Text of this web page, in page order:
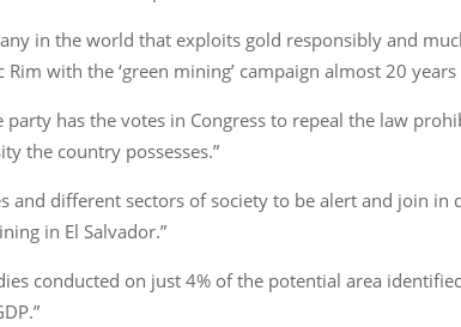
in the world that exploits gold responsibly and
Rim with the ‘green mining’ campaign almost 20
party has the votes in Congress to repeal the law
the country possesses.”
and different sectors of society to be alert and join
in El Salvador.”
conducted on just 4% of the potential area